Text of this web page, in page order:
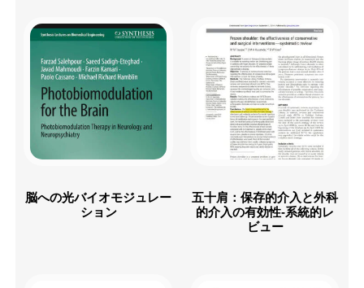
脳への光バイオモジュレー
ション
五十肩：保存的介入と外科
的介入の有効性-系統的レ
ビュー